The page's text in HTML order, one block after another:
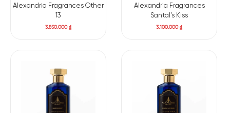
Alexandria Fragrances Other
13
3.850.000₫
Alexandria Fragrances
Santal’s Kiss
3.100.000₫